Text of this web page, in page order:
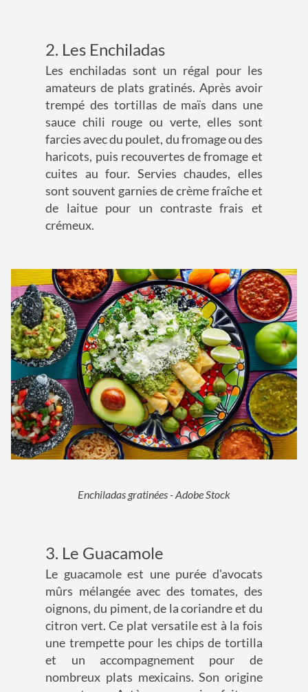
2. Les Enchiladas
Les enchiladas sont un régal pour les
amateurs de plats gratinés. Après avoir
trempé des tortillas de maïs dans une
sauce chili rouge ou verte, elles sont
farcies avec du poulet, du fromage ou des
haricots, puis recouvertes de fromage et
cuites au four. Servies chaudes, elles
sont souvent garnies de crème fraîche et
de laitue pour un contraste frais et
crémeux.
Enchiladas gratinées - Adobe Stock
3. Le Guacamole
Le guacamole est une purée d'avocats
mûrs mélangée avec des tomates, des
oignons, du piment, de la coriandre et du
citron vert. Ce plat versatile est à la fois
une trempette pour les chips de tortilla
et un accompagnement pour de
nombreux plats mexicains. Son origine